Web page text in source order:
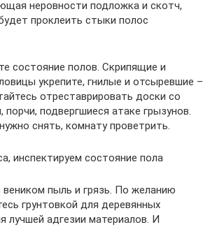
неровности подложка и скотч,
проклеить стыки полос
состояние полов. Скрипящие и
укрепите, гнилые и отсыревшие –
отреставрировать доски со
порчи, подвергшиеся атаке грызунов.
снять, комнату проветрить.
инспектируем состояние пола
пыль и грязь. По желанию
грунтовкой для деревянных
лучшей адгезии материалов. И